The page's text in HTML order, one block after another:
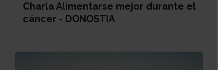
Charla Alimentarse mejor durante el
cáncer - DONOSTIA